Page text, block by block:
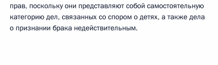
прав, поскольку они представляют собой самостоятельную
категорию дел, связанных со спором о детях, а также дела
о признании брака недействительным.